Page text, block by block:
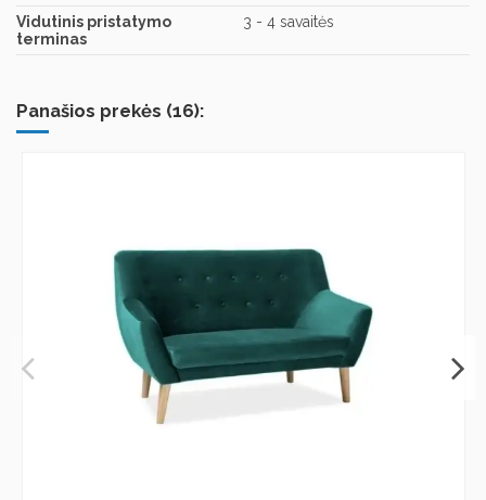
Vidutinis pristatymo
terminas
3 - 4 savaitės
Panašios prekės (16):